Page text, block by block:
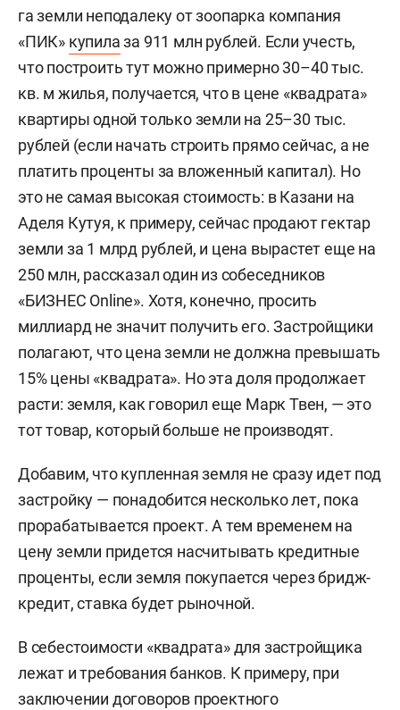
га земли неподалеку от зоопарка компания
«ПИК» купилаза 911 млн рублей. Если учесть,
что построить тут можно примерно 30–40 тыс.
кв. м жилья, получается, что в цене «квадрата»
квартиры одной только земли на 25–30 тыс.
рублей (если начать строить прямо сейчас, а не
платить проценты за вложенный капитал). Но
это не самая высокая стоимость: в Казани на
Аделя Кутуя, к примеру, сейчас продают гектар
земли за 1 млрд рублей, и цена вырастет еще на
250 млн, рассказал один из собеседников
«БИЗНЕС Online». Хотя, конечно, просить
миллиард не значит получить его. Застройщики
полагают, что цена земли не должна превышать
15% цены «квадрата». Но эта доля продолжает
расти: земля, как говорил еще Марк Твен, — это
тот товар, который больше не производят.
Добавим, что купленная земля не сразу идет под
застройку — понадобится несколько лет, пока
прорабатывается проект. А тем временем на
цену земли придется насчитывать кредитные
проценты, если земля покупается через бридж-
кредит, ставка будет рыночной.
В себестоимости «квадрата» для застройщика
лежат и требования банков. К примеру, при
заключении договоров проектного